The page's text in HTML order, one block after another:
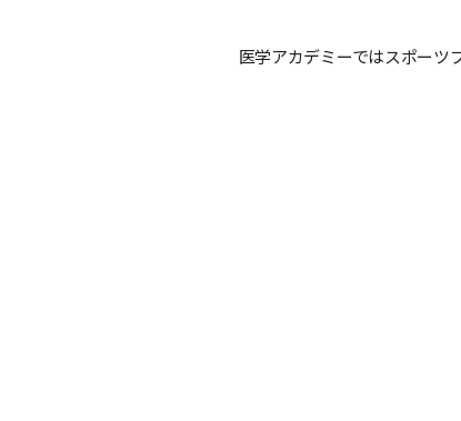
医学アカデミーではスポーツ